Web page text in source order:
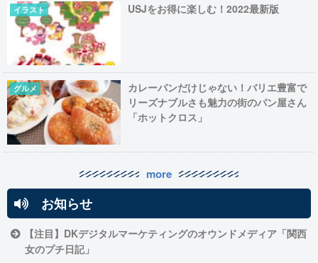
イラスト USJをお得に楽しむ！2022最新版
グルメ
カレーパンだけじゃない！バリエ豊富で
リーズナブルさも魅力の街のパン屋さん
「ホットクロス」
more
お知らせ
【注目】DKデジタルマーケティングのオウンドメディア「関西
女のプチ日記」